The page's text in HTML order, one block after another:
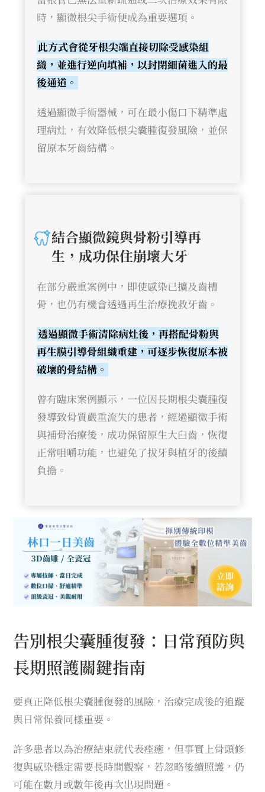
時，顯微根尖手術便成為重要選項。
此方式會從牙根尖端直接切除受感染組
織，並進行逆向填補，以封閉細菌進入的最
後通道。
透過顯微手術器械，可在最小傷口下精準處
理病灶，有效降低根尖囊腫復發風險，並保
留原本牙齒結構。
結合顯微鏡與骨粉引導再
生，成功保住崩壞大牙
在部分嚴重案例中，即使感染已擴及齒槽
骨，也仍有機會透過再生治療挽救牙齒。
透過顯微手術清除病灶後，再搭配骨粉與
再生膜引導骨組織重建，可逐步恢復原本被
破壞的骨結構。
曾有臨床案例顯示，一位因長期根尖囊腫復
發導致骨質嚴重流失的患者，經過顯微手術
與補骨治療後，成功保留原生大臼齒，恢復
正常咀嚼功能，也避免了拔牙與植牙的後續
負擔。
告別根尖囊腫復發：日常預防與
長期照護關鍵指南
要真正降低根尖囊腫復發的風險，治療完成後的追蹤
與日常保養同樣重要。
許多患者以為治療結束就代表痊癒，但事實上骨頭修
復與感染穩定需要長時間觀察，若忽略後續照護，仍
可能在數月或數年後再次出現問題。